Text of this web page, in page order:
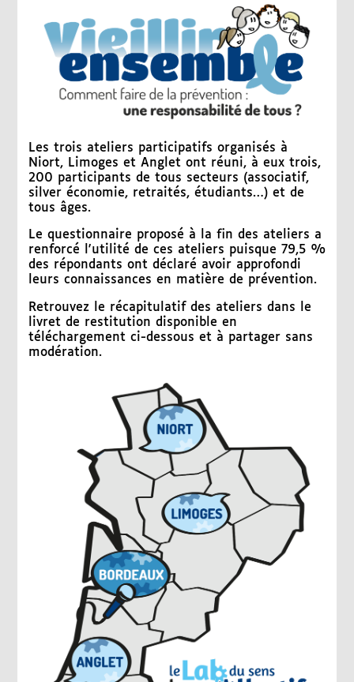
Les trois ateliers participatifs organisés à
Niort, Limoges et Anglet ont réuni, à eux trois,
200 participants de tous secteurs (associatif,
silver économie, retraités, étudiants…) et de
tous âges.
Le questionnaire proposé à la fin des ateliers a
renforcé l'utilité de ces ateliers puisque 79,5 %
des répondants ont déclaré avoir approfondi
leurs connaissances en matière de prévention.
Retrouvez le récapitulatif des ateliers dans le
livret de restitution disponible en
téléchargement ci-dessous et à partager sans
modération.